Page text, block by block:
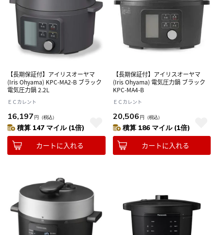
【長期保証付】アイリスオーヤマ
(Iris Ohyama) KPC-MA2-B ブラック
電気圧力鍋 2.2L
ＥＣカレント
16,197 円 （税込）
積算 147 マイル (1倍)
カートに入れる
【長期保証付】アイリスオーヤマ
(Iris Ohyama) 電気圧力鍋 ブラック
KPC-MA4-B
ＥＣカレント
20,506 円 （税込）
積算 186 マイル (1倍)
カートに入れる